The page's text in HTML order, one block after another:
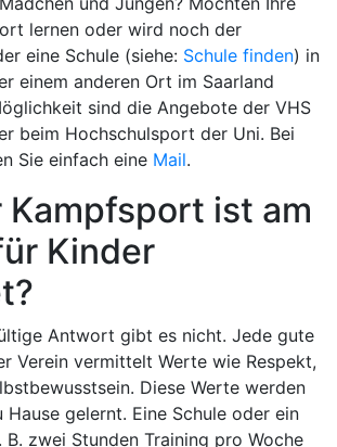
lernen oder wird noch der
eine Schule (siehe: Schule finden) in
einem anderen Ort im Saarland
sind die Angebote der VHS
beim Hochschulsport der Uni. Bei
Sie einfach eine Mail.
Kampfsport ist am
Kinder
Antwort gibt es nicht. Jede gute
Verein vermittelt Werte wie Respekt,
Diese Werte werden
Hause gelernt. Eine Schule oder ein
B. zwei Stunden Training pro Woche